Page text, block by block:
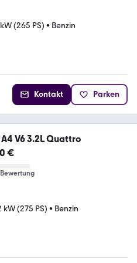
(265 PS) • Benzin
Kontakt Parken
V6 3.2L Quattro
€
kW (275 PS) • Benzin